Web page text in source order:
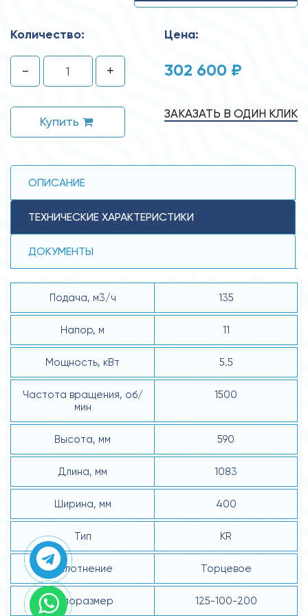
Количество:
- +
Купить
Цена:
302 600 ₽
ЗАКАЗАТЬ В ОДИН КЛИК
ОПИСАНИЕ
ТЕХНИЧЕСКИЕ ХАРАКТЕРИСТИКИ
ДОКУМЕНТЫ
Подача, м3/ч 135
Напор, м 11
Мощность, кВт 5.5
Частота вращения, об/
мин
1500
Высота, мм 590
Длина, мм 1083
Ширина, мм 400
Тип KR
Уплотнение Торцевое
Типоразмер 125-100-200